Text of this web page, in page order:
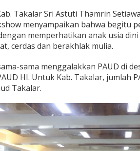
Takalar Sri Astuti Thamrin
menyampaikan bahwa begitu
memperhatikan anak usia
cerdas dan berakhlak mulia.
sama menggalakkan PAUD di
HI. Untuk Kab. Takalar, jumlah
Takalar.